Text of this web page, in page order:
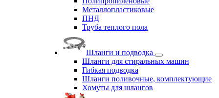
Металлопластиковые
ПНД
Труба теплого пола
Шланги и подводка
Шланги для стиральных машин
Гибкая подводка
Шланги поливочные, комплектующие
Хомуты для шлангов